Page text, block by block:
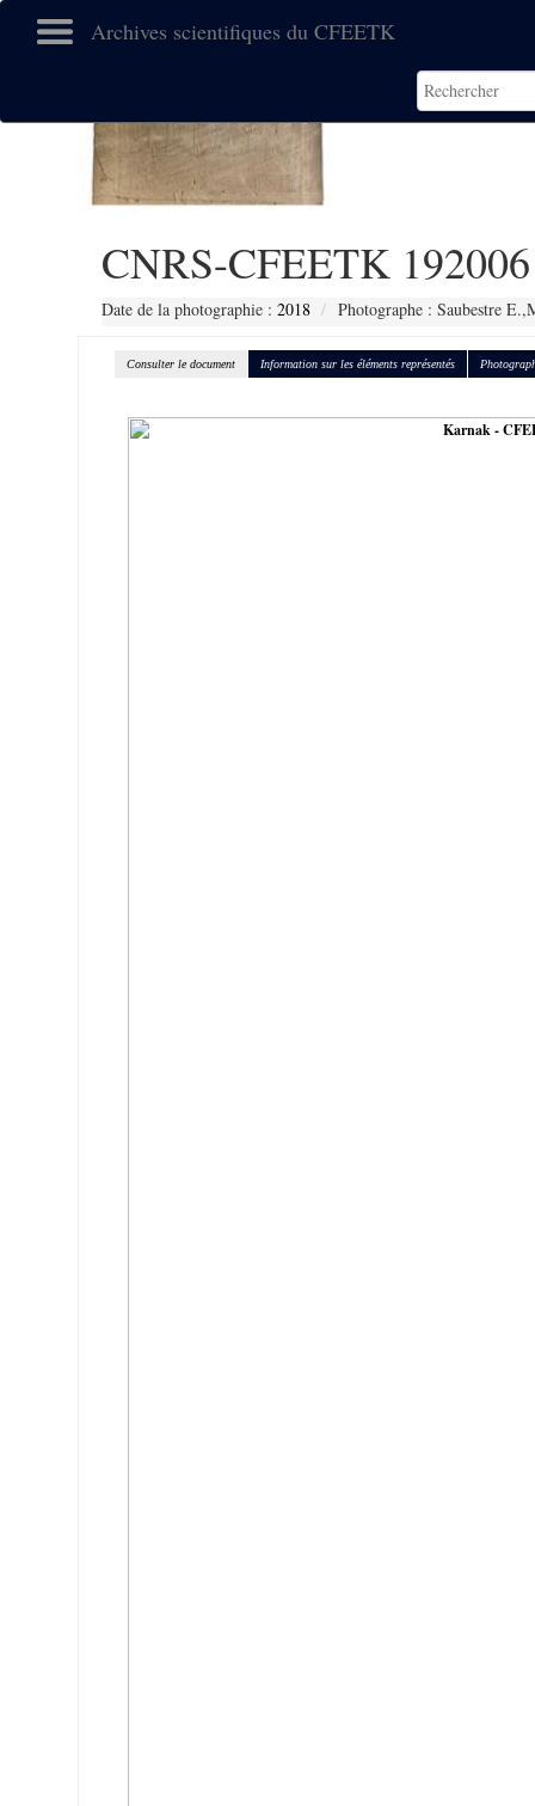
Archives scientifiques du CFEETK
CNRS-CFEETK 192006
Date de la photographie : 2018 Photographe : Saubestre
Consulter le document Information sur les éléments représentés